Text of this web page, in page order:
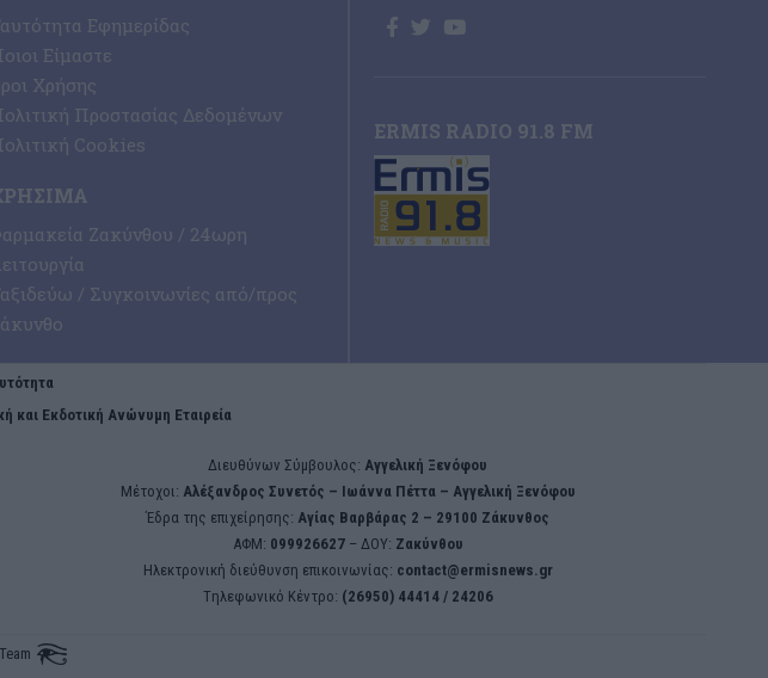
Εφημερίδας
Είμαστε
Χρήσης
Προστασίας Δεδομένων
Cookies
Ζακύνθου / 24ωρη
/ Συγκοινωνίες από/προς
ERMIS RADIO 91.8 FM
και Εκδοτική Ανώνυμη Εταιρεία
Διευθύνων Σύμβουλος: Αγγελική Ξενόφου
Μέτοχοι: Αλέξανδρος Συνετός – Iωάννα Πέττα – Αγγελική Ξενόφου
Έδρα της επιχείρησης: Aγίας Βαρβάρας 2 – 29100 Ζάκυνθος
ΑΦΜ: 099926627– ΔΟΥ: Ζακύνθου
Ηλεκτρονική διεύθυνση επικοινωνίας: contact@ermisnews.gr
Tηλεφωνικό Κέντρο: (26950) 44414 / 24206